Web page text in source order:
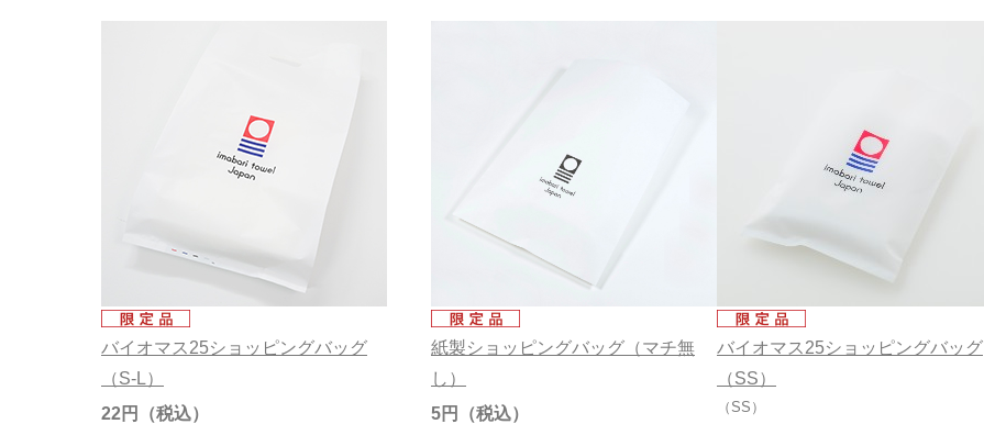
バイオマス25ショッピングバッグ
（S-L）
22円
紙製ショッピングバッグ（マチ無
し）
5円
バイオマス25ショッピングバッグ
（SS）
（SS）